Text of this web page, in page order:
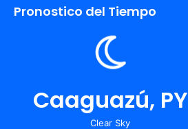
Pronostico del Tiempo
Caaguazú, PY
Clear Sky